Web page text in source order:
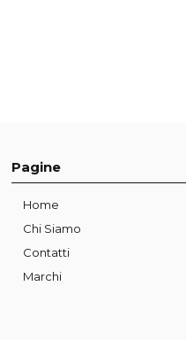
Pagine
Home
Chi Siamo
Contatti
Marchi